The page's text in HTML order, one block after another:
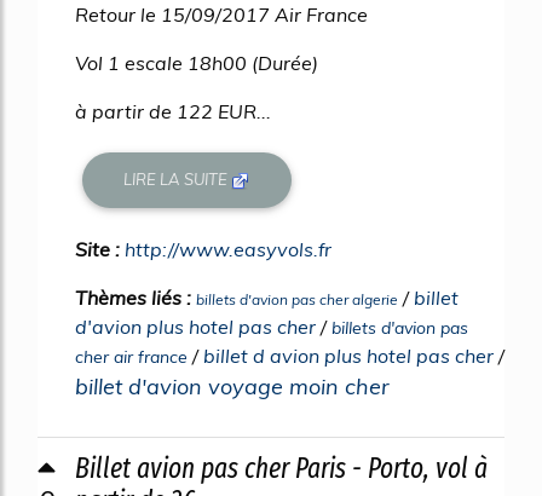
Retour le 15/09/2017 Air France
Vol 1 escale 18h00 (Durée)
à partir de 122 EUR...
LIRE LA SUITE
Site : http://www.easyvols.fr
Thèmes liés : billets d'avion pas cher algerie / billet
d'avion plus hotel pas cher / billets d'avion pas
cher air france / billet d avion plus hotel pas cher /
billet d'avion voyage moin cher
Billet avion pas cher Paris - Porto, vol à